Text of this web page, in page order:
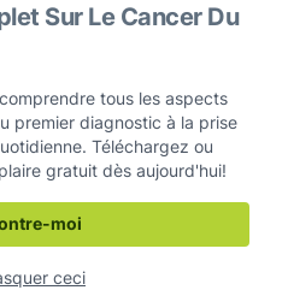
Sur Le Cancer Du
tous les aspects
premier diagnostic à la prise
Téléchargez ou
gratuit dès aujourd'hui!
moi
ceci
sociaux
Cancer Pulmonaire Canada